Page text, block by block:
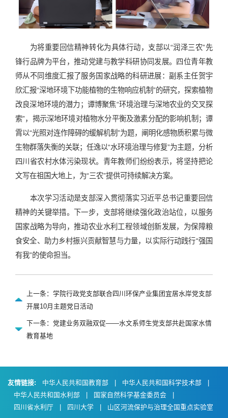
为将重要回信精神转化为具体行动，支部以“润泽三农”先
锋行品牌为平台，推动党建与教学科研协同发展。四位青年教
师从不同维度汇报了服务国家战略的科研进展：副系主任贺宇
欣汇报“深地环境下功能植物的生物响应机制”的研究，探索植物
改良深地环境的潜力；谭博聚焦“环境治理与深地农业的交叉探
索”，揭示深地环境对植物水分平衡及激素分配的影响机制；谭
霄以“光照对连作障碍的缓解机制”为题，阐明化感物质积累与微
生物群落失衡的关联；任逸以“水环境治理与修复”为主题，分析
四川省农村水体污染现状。青年教师们纷纷表示，将坚持把论
文写在祖国大地上，为“三农”提供可持续解决方案。
本次学习活动是支部深入贯彻落实习近平总书记重要回信
精神的关键举措。下一步，支部将继续强化政治站位，以服务
国家战略为导向，推动农业水利工程领域创新发展，为保障粮
食安全、助力乡村振兴贡献智慧与力量，以实际行动践行“强国
有我”的使命担当。
上一条：学院行政党支部联合四川环保产业集团宜居水岸党支部
开展10月主题党日活动
下一条：党建业务双融双促——水文系师生党支部共赴国家水情
教育基地
友情链接: 中华人民共和国教育部 | 中华人民共和国科学技术部
|
中华人民共和国水利部
| 国家自然科学基金委员会
|
四川省水利厅
| 四川大学 | 山区河流保护与治理全国重点实验室